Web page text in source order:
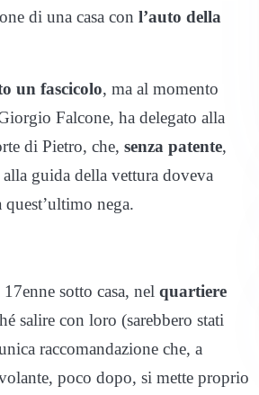
di una casa con l’auto della
un fascicolo, ma al momento
Falcone, ha delegato alla
di Pietro, che, senza patente,
guida della vettura doveva
nega.
sotto casa, nel quartiere
salire con loro (sarebbero stati
raccomandazione che, a
poco dopo, si mette proprio